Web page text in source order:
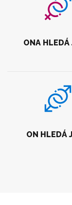
ONA HLEDÁ
ON HLEDÁ